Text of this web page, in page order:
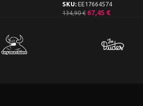
SKU: EE17664574
134,90€ 67,45 €